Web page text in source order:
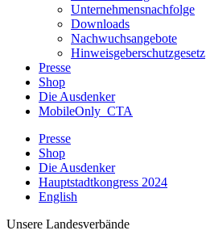
Unternehmensnachfolge
Downloads
Nachwuchsangebote
Hinweisgeberschutzgesetz
Presse
Shop
Die Ausdenker
MobileOnly_CTA
Presse
Shop
Die Ausdenker
Hauptstadtkongress 2024
English
Unsere Landesverbände